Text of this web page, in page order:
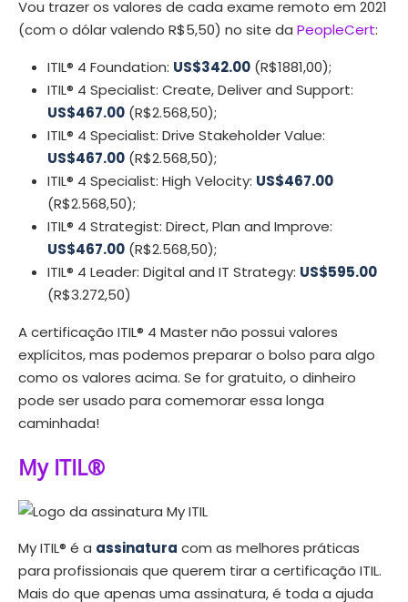
Vou trazer os valores de cada exame remoto em 2021
(com o dólar valendo R$5,50) no site da PeopleCert:
ITIL® 4 Foundation: US$342.00 (R$1881,00);
ITIL® 4 Specialist: Create, Deliver and Support:
US$467.00 (R$2.568,50);
ITIL® 4 Specialist: Drive Stakeholder Value:
US$467.00 (R$2.568,50);
ITIL® 4 Specialist: High Velocity: US$467.00
(R$2.568,50);
ITIL® 4 Strategist: Direct, Plan and Improve:
US$467.00 (R$2.568,50);
ITIL® 4 Leader: Digital and IT Strategy: US$595.00
(R$3.272,50)
A certificação ITIL® 4 Master não possui valores
explícitos, mas podemos preparar o bolso para algo
como os valores acima. Se for gratuito, o dinheiro
pode ser usado para comemorar essa longa
caminhada!
My ITIL®
My ITIL® é a assinatura com as melhores práticas
para profissionais que querem tirar a certificação ITIL.
Mais do que apenas uma assinatura, é toda a ajuda